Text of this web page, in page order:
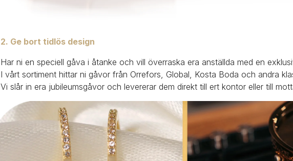
2. Ge bort tidlös design
Har ni en speciell gåva i åtanke och vill överraska era anställda med en
I vårt sortiment hittar ni gåvor från Orrefors, Global, Kosta Boda och andra
Vi slår in era jubileumsgåvor och levererar dem direkt till ert kontor eller till